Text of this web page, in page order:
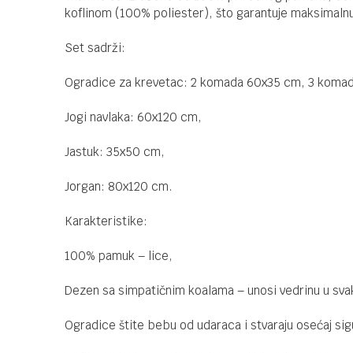
koflinom (100% poliester), što garantuje
Set sadrži:
Ogradice za krevetac: 2 komada 60x35 cm, 3
Jogi navlaka: 60x120 cm,
Jastuk: 35x50 cm,
Jorgan: 80x120 cm.
Karakteristike:
100% pamuk – lice,
Dezen sa simpatičnim koalama – unosi vedrinu u
Ogradice štite bebu od udaraca i stvaraju osećaj